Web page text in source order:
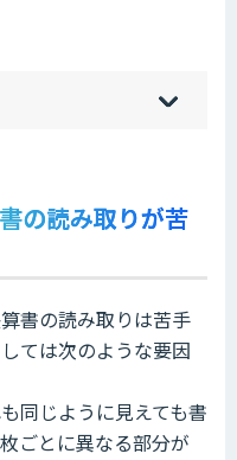
hi
]
sh
]
の読み取りが苦
書の読み取りは苦手
ては次のような要因
同じように見えても書
ごとに異なる部分が